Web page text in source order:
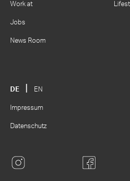
Work at
Jobs
News Room
DE EN
Impressum
Datenschutz